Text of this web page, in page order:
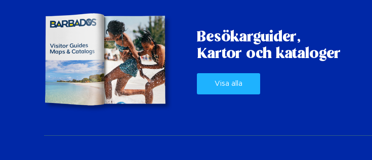
Besökarguider,
Kartor och kataloger
Visa alla